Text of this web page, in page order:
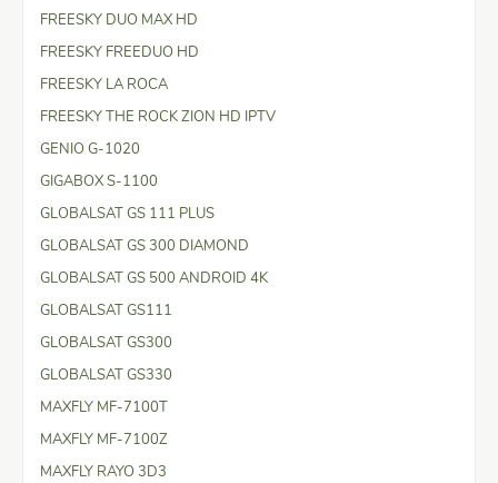
FREESKY DUO MAX HD
FREESKY FREEDUO HD
FREESKY LA ROCA
FREESKY THE ROCK ZION HD IPTV
GENIO G-1020
GIGABOX S-1100
GLOBALSAT GS 111 PLUS
GLOBALSAT GS 300 DIAMOND
GLOBALSAT GS 500 ANDROID 4K
GLOBALSAT GS111
GLOBALSAT GS300
GLOBALSAT GS330
MAXFLY MF-7100T
MAXFLY MF-7100Z
MAXFLY RAYO 3D3